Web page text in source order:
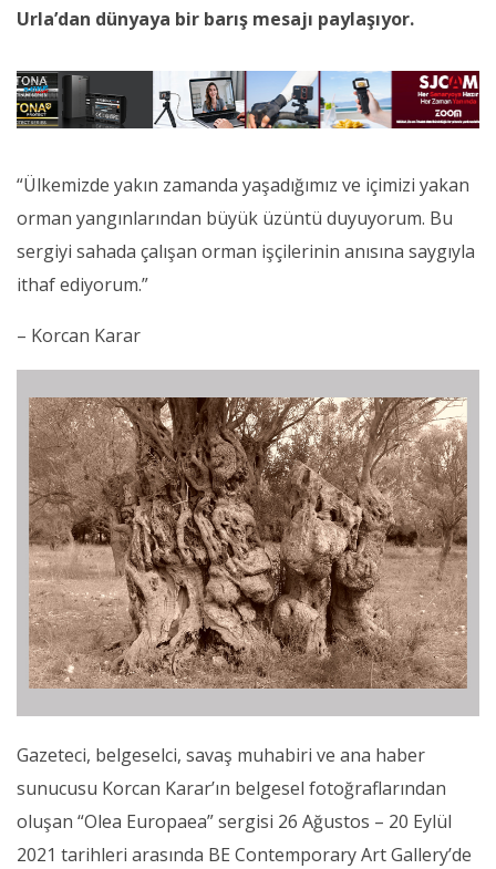
Urla’dan dünyaya bir barış mesajı paylaşıyor.
“Ülkemizde yakın zamanda yaşadığımız ve içimizi yakan
orman yangınlarından büyük üzüntü duyuyorum. Bu
sergiyi sahada çalışan orman işçilerinin anısına saygıyla
ithaf ediyorum.”
– Korcan Karar
Gazeteci, belgeselci, savaş muhabiri ve ana haber
sunucusu Korcan Karar’ın belgesel fotoğraflarından
oluşan “Olea Europaea” sergisi 26 Ağustos – 20 Eylül
2021 tarihleri arasında BE Contemporary Art Gallery’de